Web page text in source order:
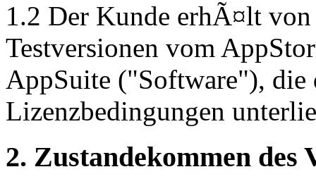
1.2 Der Kunde erhÃ¤lt
Testversionen vom
AppSuite ("Software"), die
Lizenzbedingungen
2. Zustandekommen des